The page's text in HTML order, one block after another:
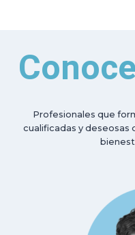
Profesionales que
cualificadas y deseosas